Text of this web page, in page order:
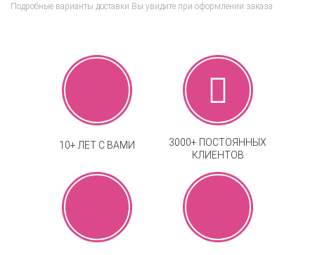
Подробные варианты доставки Вы увидите при оформлении заказа
10+ ЛЕТ С ВАМИ
3000+ ПОСТОЯННЫХ
КЛИЕНТОВ